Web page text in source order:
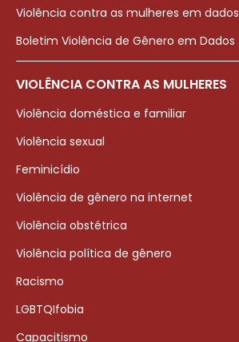
Violência contra as mulheres em dados
Boletim Violência de Gênero em Dados
VIOLÊNCIA CONTRA AS MULHERES
Violência doméstica e familiar
Violência sexual
Feminicídio
Violência de gênero na internet
Violência obstétrica
Violência política de gênero
Racismo
LGBTQIfobia
Capacitismo